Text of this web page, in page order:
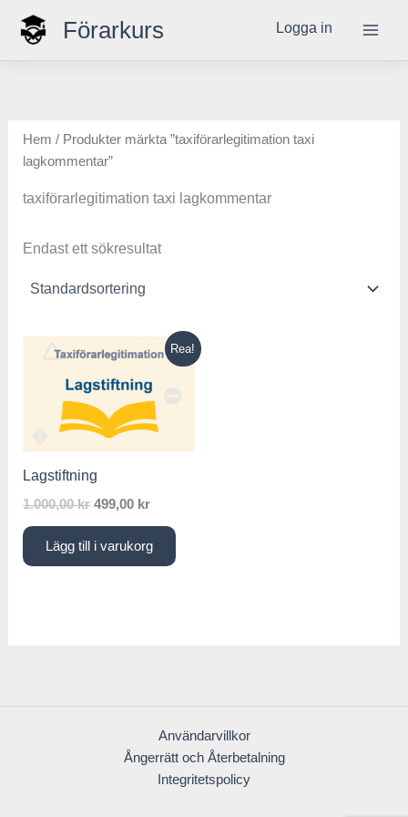
Hoppa
innehåll
Förarkurs Logga in
Hem / Produkter märkta ”taxiförarlegitimation taxi
lagkommentar”
taxiförarlegitimation taxi lagkommentar
Endast ett sökresultat
Rea!
Lagstiftning
1.000,00kr
ursprungliga
priset
1.000,00 kr.
499,00 kr
Det
nuvarande
priset
är:
499,00 kr.
Lägg till i varukorg
Användarvillkor
Ångerrätt och Återbetalning
Integritetspolicy